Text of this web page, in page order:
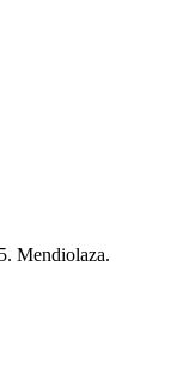
Mendiolaza.